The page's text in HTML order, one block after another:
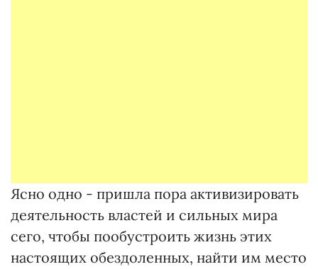
Ясно одно - пришла пора активизировать
деятельность властей и сильных мира
сего, чтобы пообустроить жизнь этих
настоящих обездоленных, найти им место